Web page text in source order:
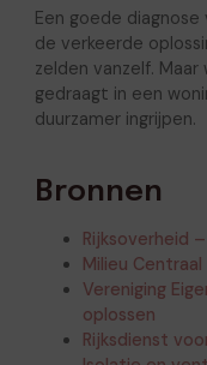
Een goede
de verkeerde
zelden vanzelf.
gedraagt in een
duurzamer ingrijpen.
Bronnen
Rijksoverheid
Milieu
Vereniging
oplossen
Rijksdienst